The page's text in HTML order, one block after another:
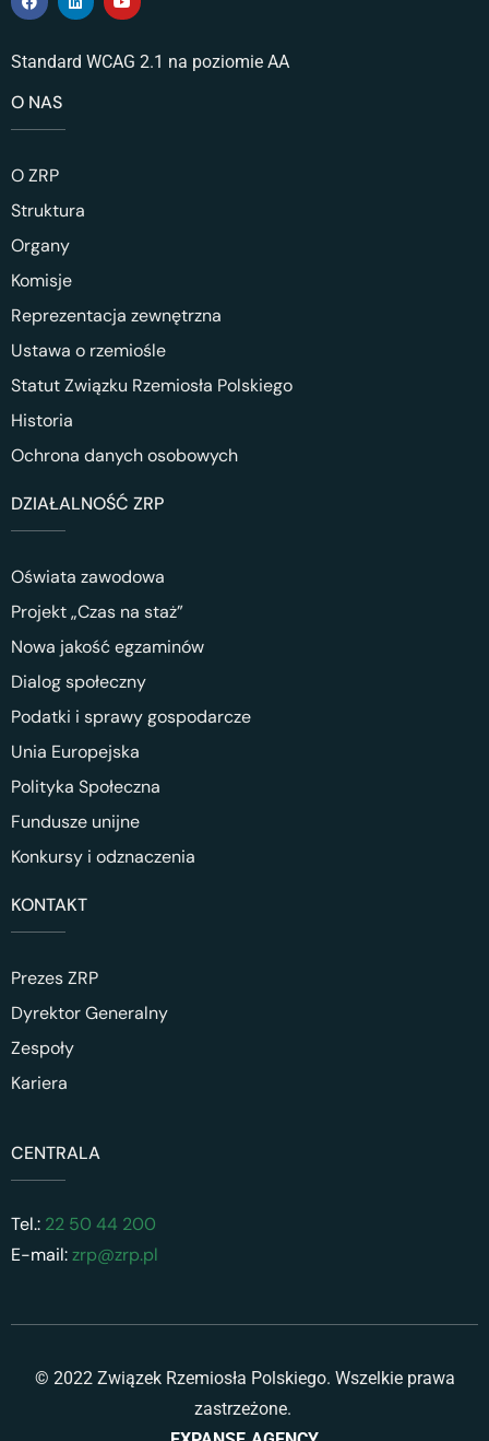
Standard WCAG 2.1 na poziomie AA
O NAS
O ZRP
Struktura
Organy
Komisje
Reprezentacja zewnętrzna
Ustawa o rzemiośle
Statut Związku Rzemiosła Polskiego
Historia
Ochrona danych osobowych
DZIAŁALNOŚĆ ZRP
Oświata zawodowa
Projekt „Czas na staż”
Nowa jakość egzaminów
Dialog społeczny
Podatki i sprawy gospodarcze
Unia Europejska
Polityka Społeczna
Fundusze unijne
Konkursy i odznaczenia
KONTAKT
Prezes ZRP
Dyrektor Generalny
Zespoły
Kariera
CENTRALA
Tel.: 22 50 44 200
E-mail:zrp@zrp.pl
© 2022 Związek Rzemiosła Polskiego. Wszelkie prawa
zastrzeżone.